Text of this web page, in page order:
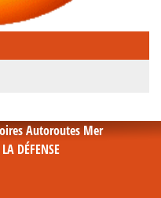
Autoroutes Mer
DÉFENSE